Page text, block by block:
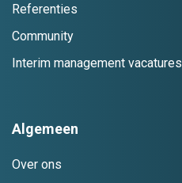
Referenties
Community
Interim management vacatures
Algemeen
Over ons